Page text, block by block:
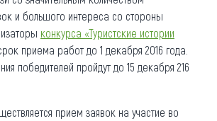
и большого интереса со стороны
конкурса «Туристские истории
приема работ до 1 декабря 2016 года.
победителей пройдут до 15 декабря 216
прием заявок на участие во